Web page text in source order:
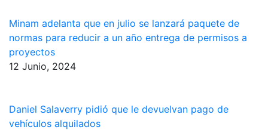
Minam adelanta que en julio se lanzará paquete de
normas para reducir a un año entrega de permisos a
proyectos
12 Junio, 2024
Daniel Salaverry pidió que le devuelvan pago de
vehículos alquilados